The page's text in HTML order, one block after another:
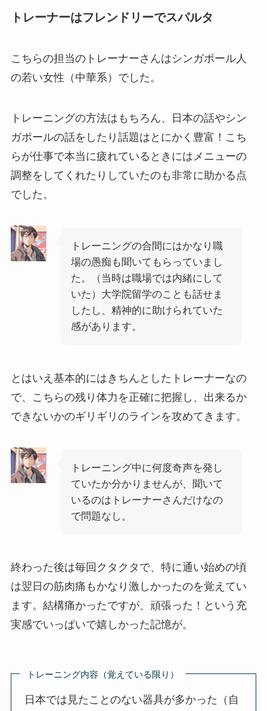
トレーナーはフレンドリーでスパルタ
こちらの担当のトレーナーさんはシンガポール人
の若い女性（中華系）でした。
トレーニングの方法はもちろん、日本の話やシン
ガポールの話をしたり話題はとにかく豊富！こち
らが仕事で本当に疲れているときにはメニューの
調整をしてくれたりしていたのも非常に助かる点
でした。
トレーニングの合間にはかなり職
場の愚痴も聞いてもらっていまし
た。（当時は職場では内緒にして
いた）大学院留学のことも話せま
したし、精神的に助けられていた
感があります。
とはいえ基本的にはきちんとしたトレーナーなの
で、こちらの残り体力を正確に把握し、出来るか
できないかのギリギリのラインを攻めてきます。
トレーニング中に何度奇声を発し
ていたか分かりませんが、聞いて
いるのはトレーナーさんだけなの
で問題なし。
終わった後は毎回クタクタで、特に通い始めの頃
は翌日の筋肉痛もかなり激しかったのを覚えてい
ます。結構痛かったですが、頑張った！という充
実感でいっぱいで嬉しかった記憶が。
トレーニング内容（覚えている限り）
日本では見たことのない器具が多かった（自